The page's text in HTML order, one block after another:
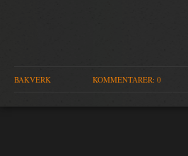
BAKVERK KOMMENTARER: 0